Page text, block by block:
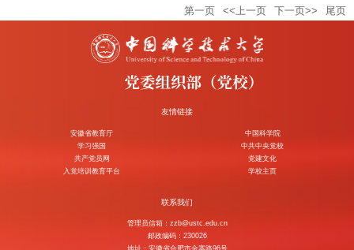
第一页
<<上一页 下一页>> 尾页
友情链接
安徽省教育厅
中国科学院
学习强国
中共中央党校
共产党员网
党建文化
入党培训教育平台
学校主页
联系我们
管理员信箱：zzb@ustc.edu.cn
邮政编码：230026